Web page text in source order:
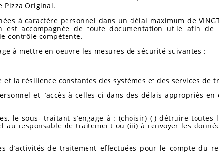
Pizza Original.
à caractère personnel dans un délai maximum de
accompagnée de toute documentation utile afin de
contrôle compétente.
à mettre en oeuvre les mesures de sécurité suivantes :
la résilience constantes des systèmes et des services de
et l’accès à celles-ci dans des délais appropriés en
le sous- traitant s’engage à : (choisir) (i) détruire toutes
responsable de traitement ou (iii) à renvoyer les
de traitement effectuées pour le compte du